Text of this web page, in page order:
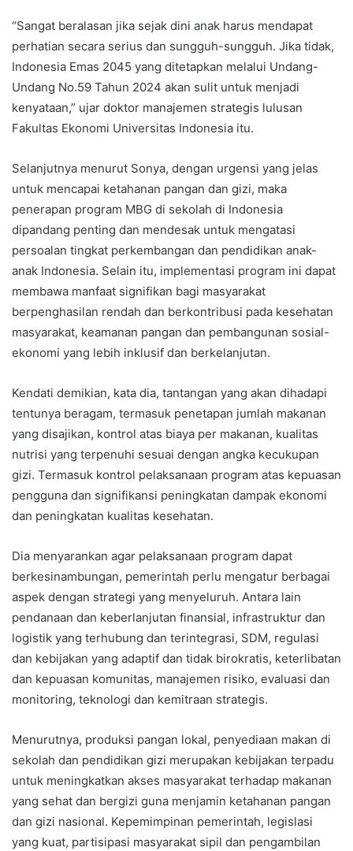
“Sangat beralasan jika sejak dini anak harus mendapat
perhatian secara serius dan sungguh-sungguh. Jika tidak,
Indonesia Emas 2045 yang ditetapkan melalui Undang-
Undang No.59 Tahun 2024 akan sulit untuk menjadi
kenyataan,” ujar doktor manajemen strategis lulusan
Fakultas Ekonomi Universitas Indonesia itu.
Selanjutnya menurut Sonya, dengan urgensi yang jelas
untuk mencapai ketahanan pangan dan gizi, maka
penerapan program MBG di sekolah di Indonesia
dipandang penting dan mendesak untuk mengatasi
persoalan tingkat perkembangan dan pendidikan anak-
anak Indonesia. Selain itu, implementasi program ini dapat
membawa manfaat signifikan bagi masyarakat
berpenghasilan rendah dan berkontribusi pada kesehatan
masyarakat, keamanan pangan dan pembangunan sosial-
ekonomi yang lebih inklusif dan berkelanjutan.
Kendati demikian, kata dia, tantangan yang akan dihadapi
tentunya beragam, termasuk penetapan jumlah makanan
yang disajikan, kontrol atas biaya per makanan, kualitas
nutrisi yang terpenuhi sesuai dengan angka kecukupan
gizi. Termasuk kontrol pelaksanaan program atas kepuasan
pengguna dan signifikansi peningkatan dampak ekonomi
dan peningkatan kualitas kesehatan.
Dia menyarankan agar pelaksanaan program dapat
berkesinambungan, pemerintah perlu mengatur berbagai
aspek dengan strategi yang menyeluruh. Antara lain
pendanaan dan keberlanjutan finansial, infrastruktur dan
logistik yang terhubung dan terintegrasi, SDM, regulasi
dan kebijakan yang adaptif dan tidak birokratis, keterlibatan
dan kepuasan komunitas, manajemen risiko, evaluasi dan
monitoring, teknologi dan kemitraan strategis.
Menurutnya, produksi pangan lokal, penyediaan makan di
sekolah dan pendidikan gizi merupakan kebijakan terpadu
untuk meningkatkan akses masyarakat terhadap makanan
yang sehat dan bergizi guna menjamin ketahanan pangan
dan gizi nasional. Kepemimpinan pemerintah, legislasi
yang kuat, partisipasi masyarakat sipil dan pengambilan